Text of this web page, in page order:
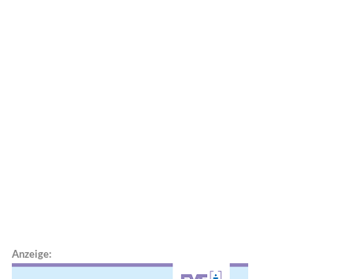
Anzeige: